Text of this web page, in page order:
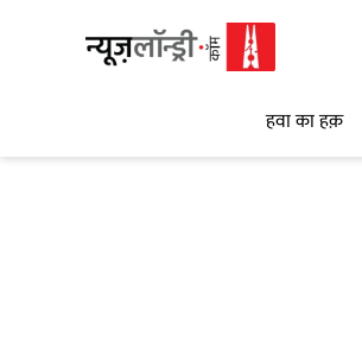
हवा का हक़